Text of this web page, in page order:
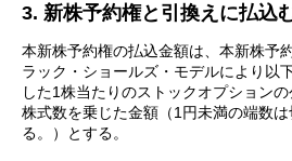
3. 新株予約権と引換えに払込
本新株予約権の払込金額は、本新株予
ラック・ショールズ・モデルにより以
した1株当たりのストックオプション
株式数を乗じた金額（1円未満の端数
る。）とする。